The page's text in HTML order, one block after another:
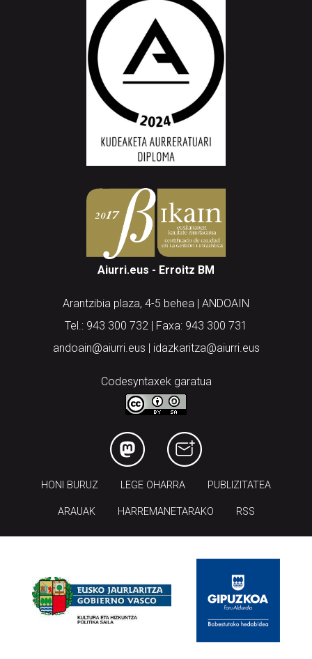
Aiurri.eus - Erroitz BM
Arantzibia plaza, 4-5 behea | ANDOAIN
Tel.: 943 300 732 | Faxa: 943 300 731
andoain@aiurri.eus | idazkaritza@aiurri.eus
Codesyntaxek garatua
HONI BURUZ LEGE OHARRA PUBLIZITATEA
ARAUAK HARREMANETARAKO RSS